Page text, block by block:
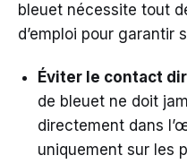
bleuet nécessite tout
d’emploi pour garantir
Éviter le contact
de bleuet ne doit
directement dans
uniquement sur les